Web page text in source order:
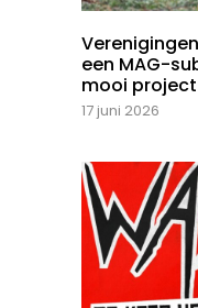
een MAG-
mooi
17 juni 2026